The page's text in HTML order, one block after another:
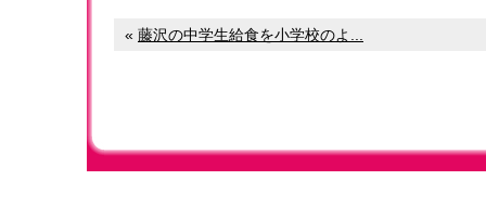
« 藤沢の中学生給食を小学校のよ...